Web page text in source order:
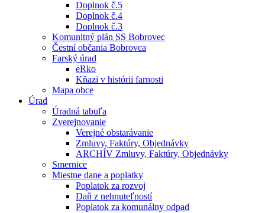
Doplnok č.5
Doplnok č.4
Doplnok č.3
Komunitný plán SS Bobrovec
Čestní občania Bobrovca
Farský úrad
eRko
Kňazi v histórii farnosti
Mapa obce
Úrad
Úradná tabuľa
Zverejnovanie
Verejné obstarávanie
Zmluvy, Faktúry, Objednávky
ARCHÍV Zmluvy, Faktúry, Objednávky
Smernice
Miestne dane a poplatky
Poplatok za rozvoj
Daň z nehnuteľností
Poplatok za komunálny odpad